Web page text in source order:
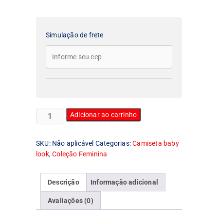
Simulação de frete
Camiseta
Feminina
Look
Halloween
Adicionar ao carrinho
SKU: Não aplicável Categorias:Camiseta baby
look,Coleção Feminina
Descrição Informação adicional
Avaliações (0)